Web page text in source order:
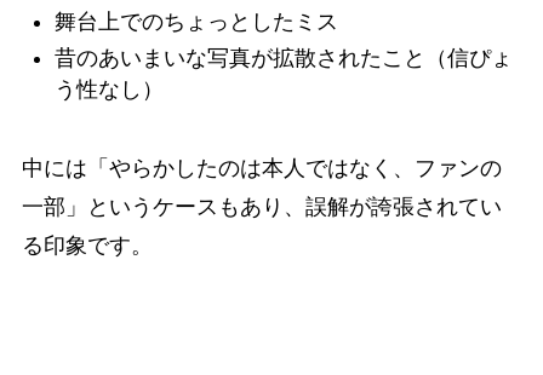
舞台上でのちょっとしたミス
昔のあいまいな写真が拡散されたこと（信ぴょ
う性なし）
中には「やらかしたのは本人ではなく、ファンの
一部」というケースもあり、誤解が誇張されてい
る印象です。